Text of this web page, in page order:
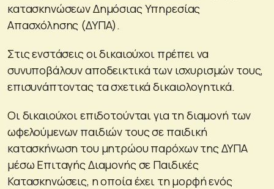
κατασκηνώσεων Δημόσιας Υπηρεσίας
Απασχόλησης (ΔΥΠΑ).
Στις ενστάσεις οι δικαιούχοι πρέπει να
συνυποβάλουν αποδεικτικά των ισχυρισμών τους,
επισυνάπτοντας τα σχετικά δικαιολογητικά.
Οι δικαιούχοι επιδοτούνται για τη διαμονή των
ωφελούμενων παιδιών τους σε παιδική
κατασκήνωση του μητρώου παρόχων της ΔΥΠΑ
μέσω Επιταγής Διαμονής σε Παιδικές
Κατασκηνώσεις, η οποία έχει τη μορφή ενός